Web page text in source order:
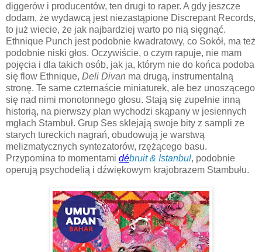
diggerów i producentów, ten drugi to raper. A gdy jeszcze
dodam, że wydawcą jest niezastąpione Discrepant Records,
to już wiecie, że jak najbardziej warto po nią sięgnąć.
Ethnique Punch jest podobnie kwadratowy, co Sokół, ma też
podobnie niski głos. Oczywiście, o czym rapuje, nie mam
pojęcia i dla takich osób, jak ja, którym nie do końca podoba
się flow Ethnique, Deli Divan ma drugą, instrumentalną
stronę. Te same czternaście miniaturek, ale bez unoszącego
się nad nimi monotonnego głosu. Stają się zupełnie inną
historią, na pierwszy plan wychodzi skąpany w jesiennych
mgłach Stambuł. Grup Ses sklejają swoje bity z sampli ze
starych tureckich nagrań, obudowują je warstwą
melizmatycznych syntezatorów, rzężącego basu.
Przypomina to momentami débruit & Istanbul, podobnie
operują psychodelią i dźwiękowym krajobrazem Stambułu.